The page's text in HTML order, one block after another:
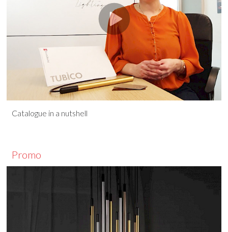
Catalogue in a nutshell
Promo